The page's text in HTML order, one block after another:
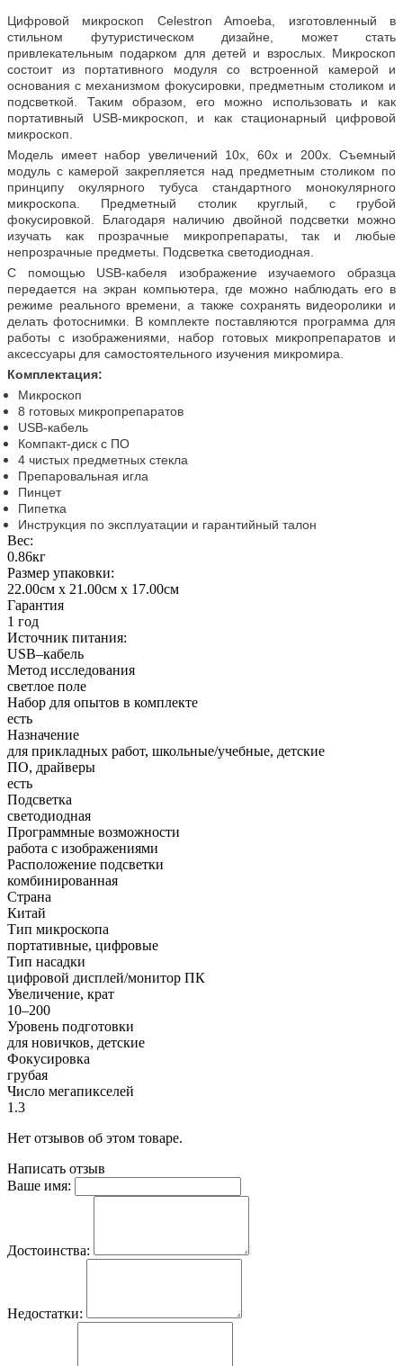
Цифровой микроскоп Celestron Amoeba, изготовленный в
стильном футуристическом дизайне, может стать
привлекательным подарком для детей и взрослых. Микроскоп
состоит из портативного модуля со встроенной камерой и
основания с механизмом фокусировки, предметным столиком и
подсветкой. Таким образом, его можно использовать и как
портативный USB-микроскоп, и как стационарный цифровой
микроскоп.
Модель имеет набор увеличений 10х, 60х и 200х. Съемный
модуль с камерой закрепляется над предметным столиком по
принципу окулярного тубуса стандартного монокулярного
микроскопа. Предметный столик круглый, с грубой
фокусировкой. Благодаря наличию двойной подсветки можно
изучать как прозрачные микропрепараты, так и любые
непрозрачные предметы. Подсветка светодиодная.
С помощью USB-кабеля изображение изучаемого образца
передается на экран компьютера, где можно наблюдать его в
режиме реального времени, а также сохранять видеоролики и
делать фотоснимки. В комплекте поставляются программа для
работы с изображениями, набор готовых микропрепаратов и
аксессуары для самостоятельного изучения микромира.
Комплектация:
Микроскоп
8 готовых микропрепаратов
USB-кабель
Компакт-диск с ПО
4 чистых предметных стекла
Препаровальная игла
Пинцет
Пипетка
Инструкция по эксплуатации и гарантийный талон
Вес:
0.86кг
Размер упаковки:
22.00см x 21.00см x 17.00см
Гарантия
1 год
Источник питания:
USB–кабель
Метод исследования
светлое поле
Набор для опытов в комплекте
есть
Назначение
для прикладных работ, школьные/учебные, детские
ПО, драйверы
есть
Подсветка
светодиодная
Программные возможности
работа с изображениями
Расположение подсветки
комбинированная
Страна
Китай
Тип микроскопа
портативные, цифровые
Тип насадки
цифровой дисплей/монитор ПК
Увеличение, крат
10–200
Уровень подготовки
для новичков, детские
Фокусировка
грубая
Число мегапикселей
1.3
Нет отзывов об этом товаре.
Написать отзыв
Ваше имя:
Достоинства:
Недостатки: